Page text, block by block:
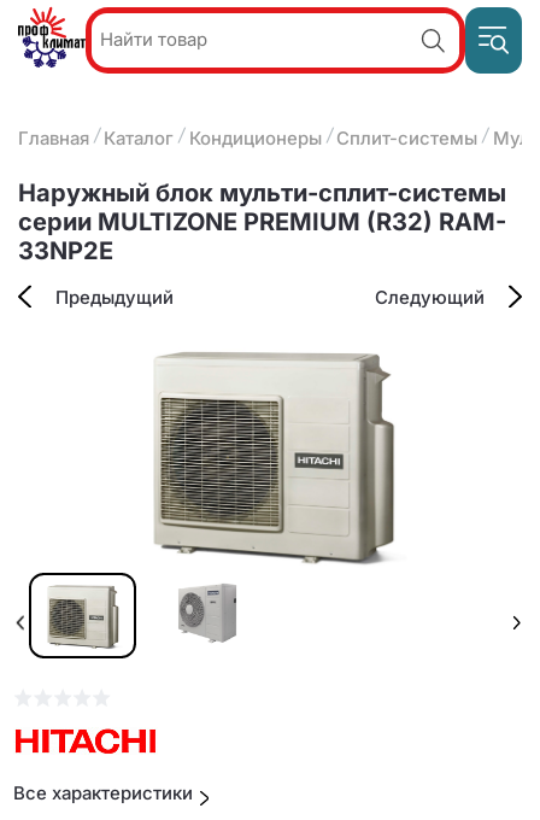
Акции и
О компании
Наши услуги
Оплата и доставка
8
25-
93-63
Главная Каталог Кондиционеры Сплит-системы
Наружный блок мульти-сплит-системы
серии MULTIZONE PREMIUM (R32) RAM-
33NP2E
Предыдущий Следующий
Все характеристики